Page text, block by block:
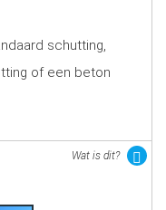
schutting,
of een beton
Wat is dit?